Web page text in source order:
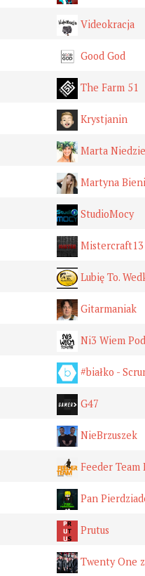
Videokracja
Good God
The Farm 51
Krystjanin
Marta
Martyna
StudioMocy
Lubię To.
Gitarmaniak
Ni3 Wiem
#białko -
G47
NieBrzuszek
Feeder Team
Pan
Prutus
Twenty One